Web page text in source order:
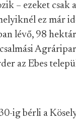
– ezeket
ez már
lévő, 98
az Ebes
ig bérli a